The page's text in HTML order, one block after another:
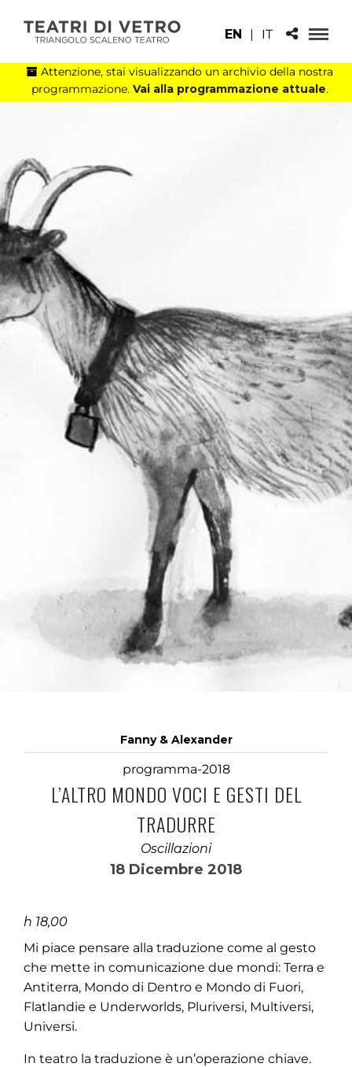
EN | IT
Attenzione, stai visualizzando un archivio della nostra
programmazione. Vai alla programmazione attuale.
Fanny & Alexander
programma-2018
L’ALTRO MONDO VOCI E GESTI DEL
TRADURRE
Oscillazioni
18 Dicembre 2018
h 18,00
Mi piace pensare alla traduzione come al gesto
che mette in comunicazione due mondi: Terra e
Antiterra, Mondo di Dentro e Mondo di Fuori,
Flatlandie e Underworlds, Pluriversi, Multiversi,
Universi.
In teatro la traduzione è un’operazione chiave.